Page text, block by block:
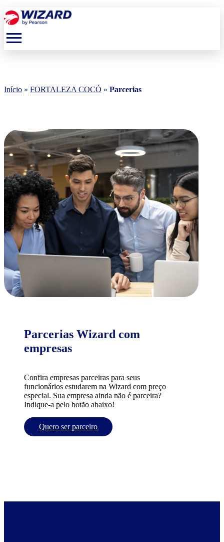
menu
Início » FORTALEZA COCÓ » Parcerias
Parcerias Wizard com
empresas
Confira empresas parceiras para seus
funcionários estudarem na Wizard com preço
especial. Sua empresa ainda não é parceira?
Indique-a pelo botão abaixo!
Quero ser parceiro